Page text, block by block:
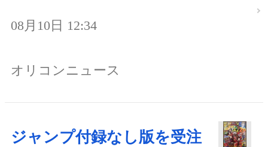
08月10日 12:34
オリコンニュース
ジャンプ付録なし版を受注